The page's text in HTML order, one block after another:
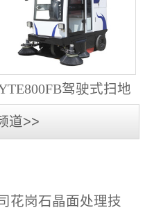
驾驶式扫地
道>>
花岗石晶面处理技